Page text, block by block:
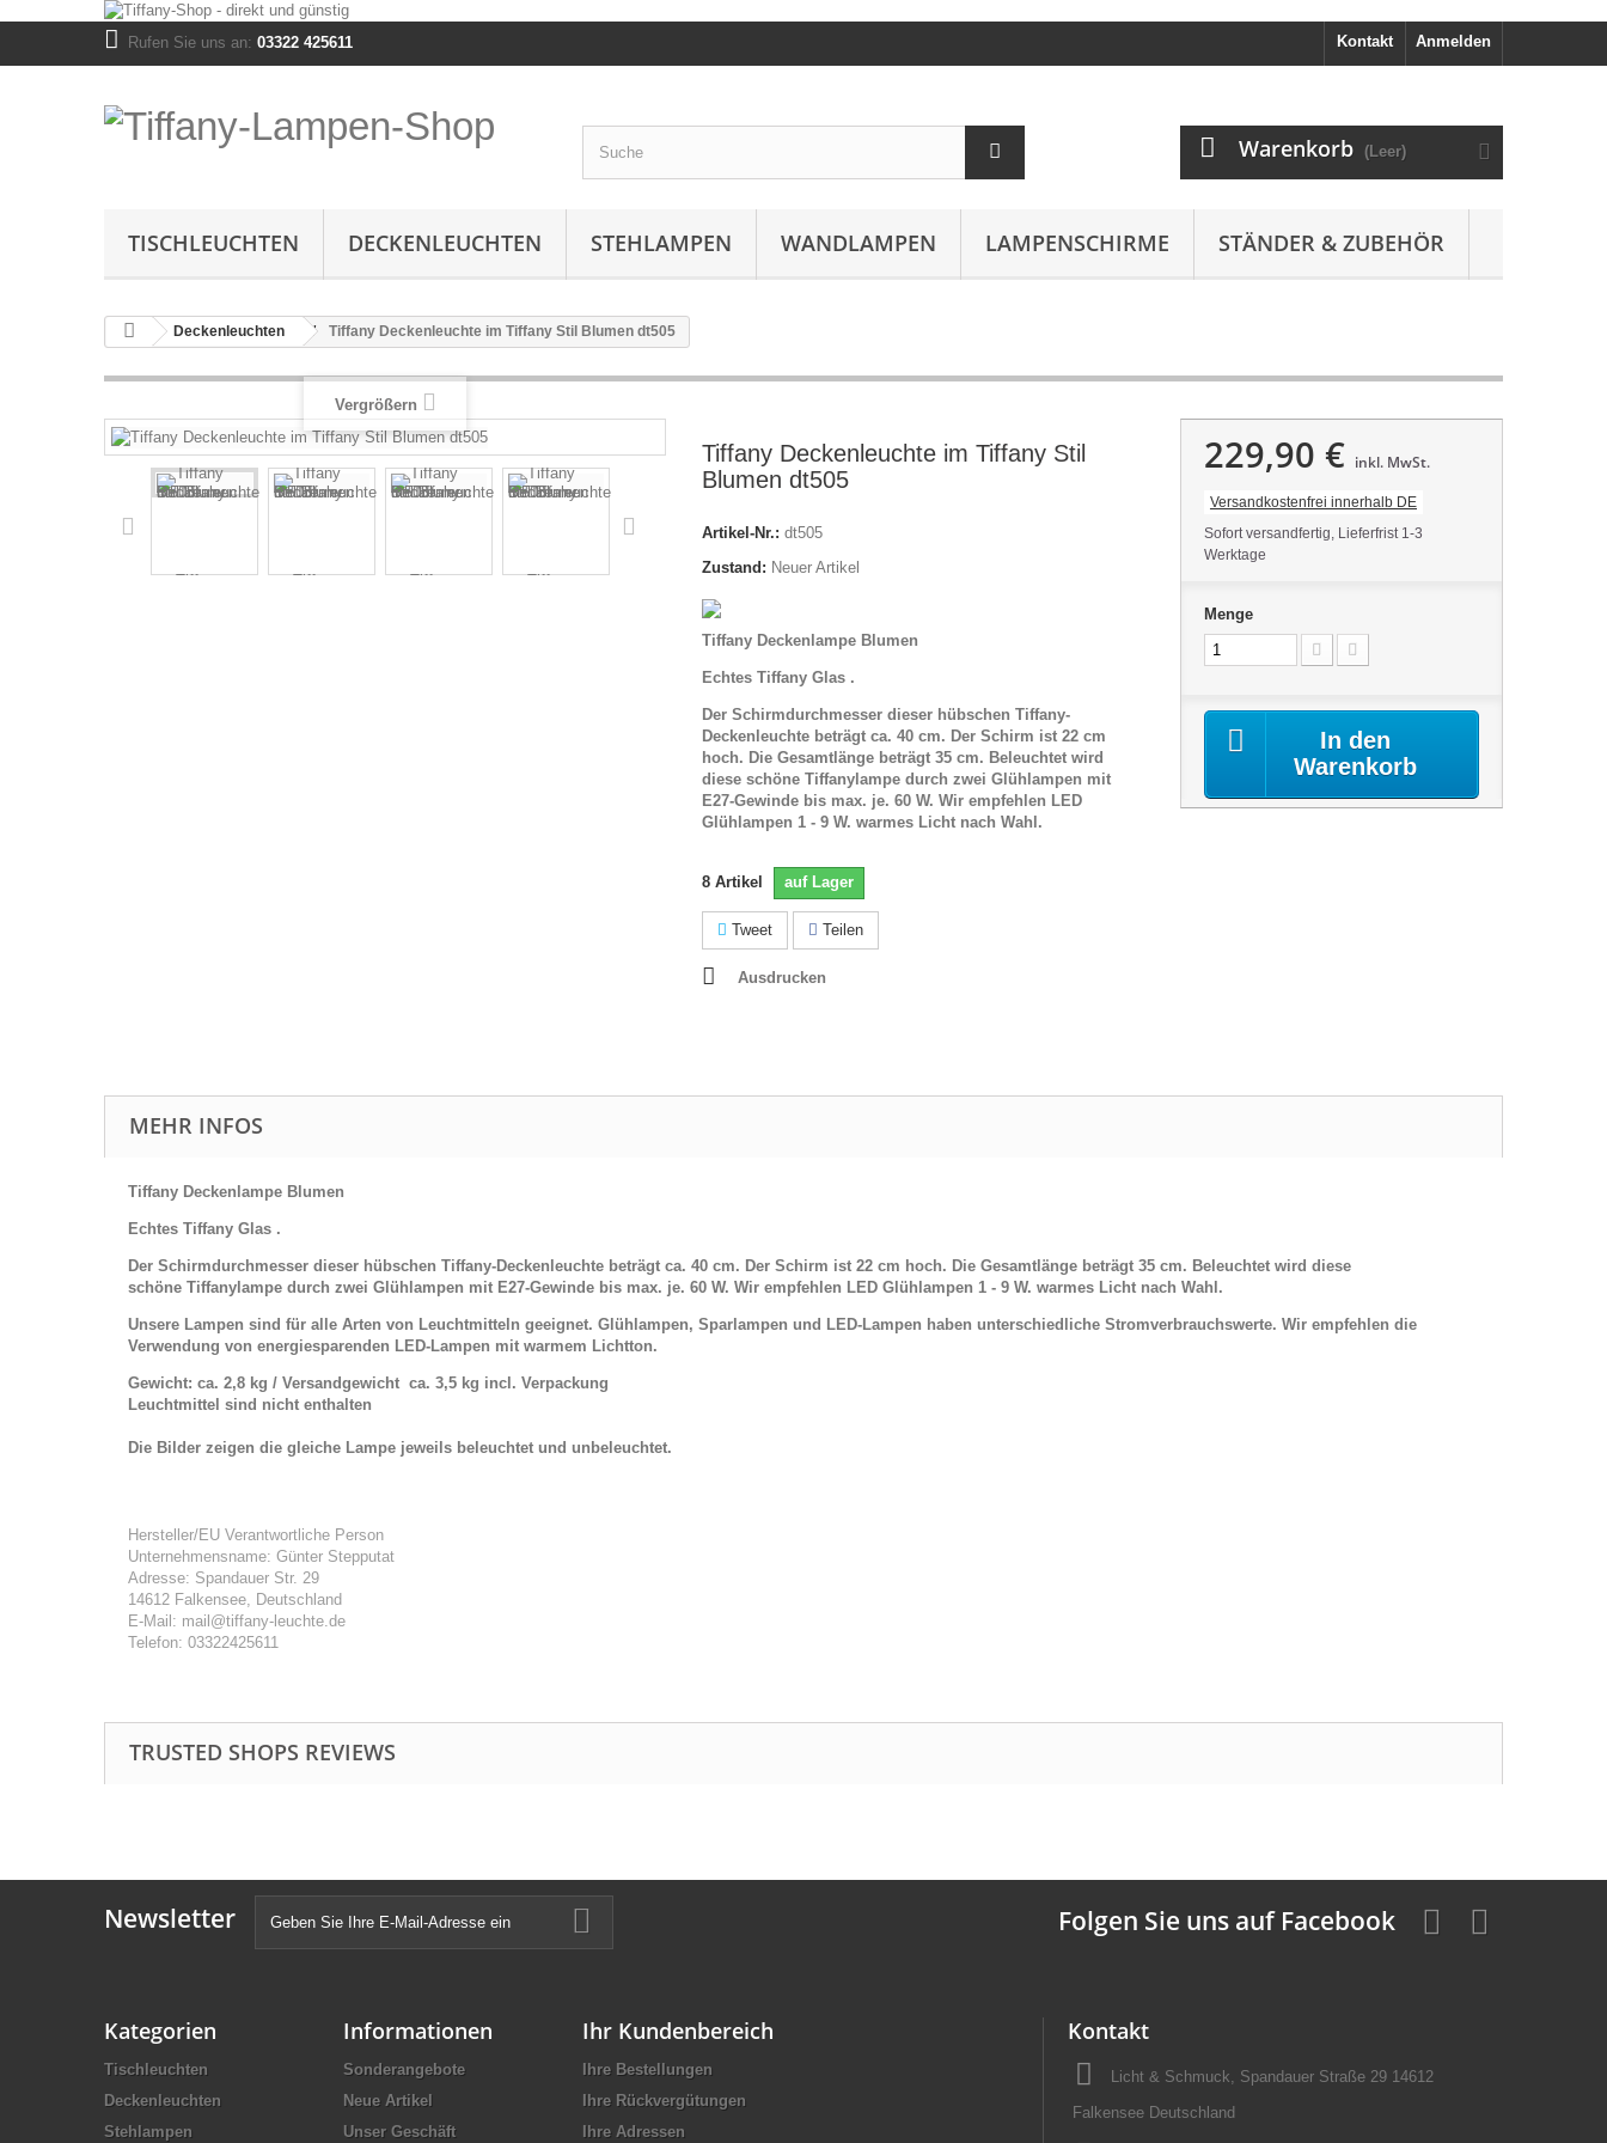
Anmelden
Kontakt
Rufen Sie uns an: 03322 425611
Warenkorb (Leer)
TISCHLEUCHTEN DECKENLEUCHTEN STEHLAMPEN WANDLAMPEN LAMPENSCHIRME STÄNDER & ZUBEHÖR
Deckenleuchten Tiffany Deckenleuchte im Tiffany Stil Blumen dt505
Vergrößern
Tiffany Deckenleuchte im Tiffany Stil
Blumen dt505
Artikel-Nr.: dt505
Zustand: Neuer Artikel
Tiffany Deckenlampe Blumen
Echtes Tiffany Glas .
Der Schirmdurchmesser dieser hübschen Tiffany-
Deckenleuchte beträgt ca. 40 cm. Der Schirm ist 22 cm
hoch. Die Gesamtlänge beträgt 35 cm. Beleuchtet wird
diese schöne Tiffanylampe durch zwei Glühlampen mit
E27-Gewinde bis max. je. 60 W. Wir empfehlen LED
Glühlampen 1 - 9 W. warmes Licht nach Wahl.
8 Artikel auf Lager
Tweet Teilen
Ausdrucken
229,90 € inkl. MwSt.
Versandkostenfrei innerhalb DE
Sofort versandfertig, Lieferfrist 1-3
Werktage
Menge
In den
Warenkorb
MEHR INFOS
Tiffany Deckenlampe Blumen
Echtes Tiffany Glas .
Der Schirmdurchmesser dieser hübschen Tiffany-Deckenleuchte beträgt ca. 40 cm. Der Schirm ist 22 cm hoch. Die Gesamtlänge beträgt 35 cm. Beleuchtet wird diese
schöne Tiffanylampe durch zwei Glühlampen mit E27-Gewinde bis max. je. 60 W. Wir empfehlen LED Glühlampen 1 - 9 W. warmes Licht nach Wahl.
Unsere Lampen sind für alle Arten von Leuchtmitteln geeignet. Glühlampen, Sparlampen und LED-Lampen haben unterschiedliche Stromverbrauchswerte. Wir empfehlen die
Verwendung von energiesparenden LED-Lampen mit warmem Lichtton.
Gewicht: ca. 2,8 kg / Versandgewicht ca. 3,5 kg incl. Verpackung
Leuchtmittel sind nicht enthalten
Die Bilder zeigen die gleiche Lampe jeweils beleuchtet und unbeleuchtet.
Hersteller/EU Verantwortliche Person
Unternehmensname: Günter Stepputat
Adresse: Spandauer Str. 29
14612 Falkensee, Deutschland
E-Mail: mail@tiffany-leuchte.de
Telefon: 03322425611
TRUSTED SHOPS REVIEWS
Newsletter Folgen Sie uns auf Facebook
Kategorien
Tischleuchten
Deckenleuchten
Stehlampen
Informationen
Sonderangebote
Neue Artikel
Unser Geschäft
Ihr Kundenbereich
Ihre Bestellungen
Ihre Rückvergütungen
Ihre Adressen
Kontakt
Licht & Schmuck, Spandauer Straße 29 14612
Falkensee Deutschland